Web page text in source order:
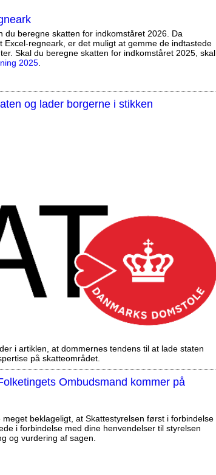
du beregne skatten for indkomståret 2026. Da
regneark, er det muligt at gemme de indtastede
Skal du beregne skatten for indkomståret 2025, skal
2025
og lader borgerne i stikken
i artiklen, at dommernes tendens til at lade staten
på skatteområdet.
Ombudsmand kommer på
beklageligt, at Skattestyrelsen først i forbindelse
i forbindelse med dine henvendelser til styrelsen
og vurdering af sagen.